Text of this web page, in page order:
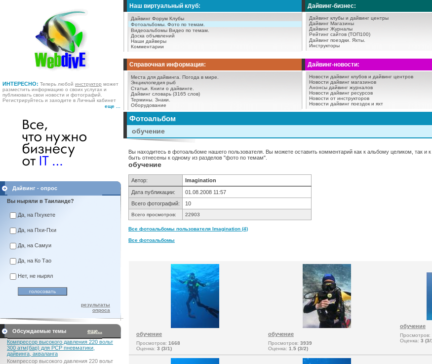
ИНТЕРЕСНО: Теперь любой инструктор может
разместить информацию о своих услугах и
публиковать свои новости и фотографий.
Регистрируйтесь и заходите в Личный кабинет
еще ...
Наш виртуальный клуб:
Дайвинг Форум Клубы
Фотоальбомы. Фото по темам.
Видеоальбомы Видео по темам.
Доска объявлений
Наши дайверы
Комментарии
Дайвинг-бизнес:
Дайвинг клубы и дайвинг центры
Дайвинг Магазины
Дайвинг Журналы
Рейтинг сайтов (ТОП100)
Дайвинг поездки.
Яхты.
Инструкторы
Справочная информация:
Места для дайвинга.
Погода в мире.
Энциклопедия рыб
Статьи.
Книги о дайвинге.
Дайвинг словарь (3165 слов)
Термины. Знаки.
Оборудование
Дайвинг-новости:
Новости дайвинг клубов и дайвинг центров
Новости дайвинг магазинов
Анонсы дайвинг журналов
Новости дайвинг ресурсов
Новости от инструкторов
Новости дайвинг поездок и яхт
Дайвинг - опрос
Вы ныряли в Таиланде?
Да, на Пхукете
Да, на Пхи-Пхи
Да, на Самуи
Да, на Ко Тао
Нет, не нырял
результаты
опроса
Обсуждаемые темы
еще...
Компрессор высокого давления 220 вольт
300 атм(бар) для PCP пневматики,
дайвинга, акваланга
Компрессор высокого давления 220 вольт
Фотоальбом
обучение
Вы находитесь в фотоальбоме нашего пользователя. Вы можете оставить комментарий как к альбому целиком, так
быть отнесены к одному из разделов "фото по темам".
обучение
Автор:
Imagination
Дата публикации:
01.08.2008 11:57
Всего фотографий:
10
Всего просмотров: 22903
Все фотоальбомы пользователя Imagination (4)
Все фотоальбомы
обучение
Просмотров: 1668
Оценка: 3 (3/1)
обучение
Просмотров: 3939
Оценка: 1.5 (3/2)
обучение
Просмотров:
Оценка: 3 (3/